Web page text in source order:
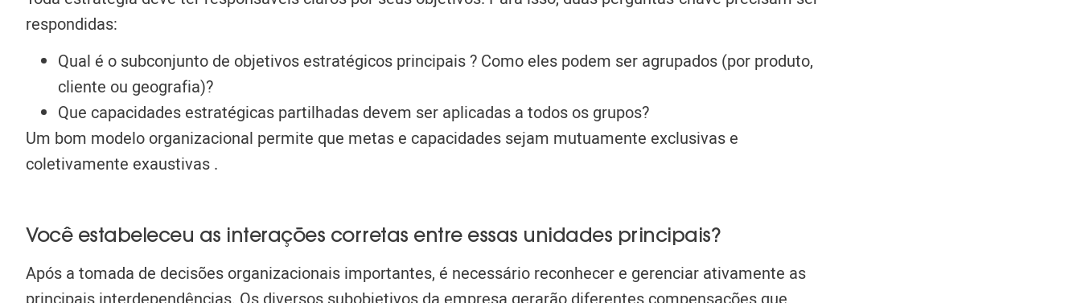
respondidas:
Qual é o subconjunto de objetivos estratégicos principais? Como eles podem ser agrupados (por produto,
cliente ou geografia)?
Que capacidades estratégicas partilhadas devem ser aplicadas a todos os grupos?
Um bom modelo organizacional permite que metas e capacidades sejam mutuamente exclusivas e
coletivamente exaustivas .
Você estabeleceu as interações corretas entre essas unidades principais?
Após a tomada de decisões organizacionais importantes, é necessário reconhecer e gerenciar ativamente as